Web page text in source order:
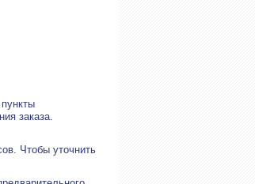
заказа.
Чтобы уточнить